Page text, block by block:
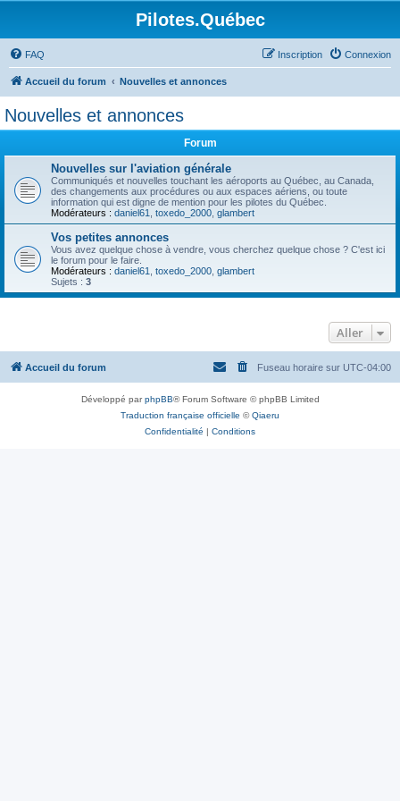
Pilotes.Québec
FAQ Connexion
Inscription
Accueil du forum Nouvelles et annonces
Nouvelles et annonces
Forum
Nouvelles sur l'aviation générale
Communiqués et nouvelles touchant les aéroports au Québec, au Canada,
des changements aux procédures ou aux espaces aériens, ou toute
information qui est digne de mention pour les pilotes du Québec.
Modérateurs : daniel61 toxedo_2000 glambert
Vos petites annonces
Vous avez quelque chose à vendre, vous cherchez quelque chose ? C'est ici
le forum pour le faire.
Modérateurs : daniel61 toxedo_2000 glambert
Sujets : 3
Aller
Accueil du forum Fuseau horaire sur UTC-04:00
Développé parphpBB® Forum Software © phpBB Limited
Traduction française officielle ©Qiaeru
Confidentialité | Conditions